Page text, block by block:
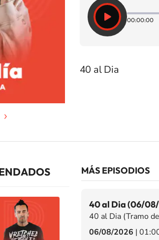
00:00:00
40 al Dia
MÁS EPISODIOS
40 al Dia (06/08/
40 al Dia (Tramo
06/08/2026 |